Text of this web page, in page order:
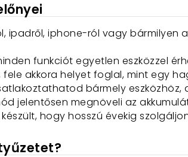
ipadről, iphone-ról vagy bármilyen
funkciót egyetlen eszközzel
fele akkora helyet foglal, mint egy
bármely eszközhöz,
jelentősen megnöveli az
hogy hosszú évekig